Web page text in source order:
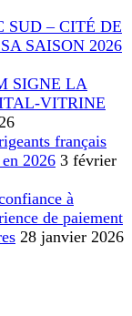
SUD – CITÉ DE
SAISON 2026
SIGNE LA
VITRINE
français
2026 3 février
à
de paiement
28 janvier 2026